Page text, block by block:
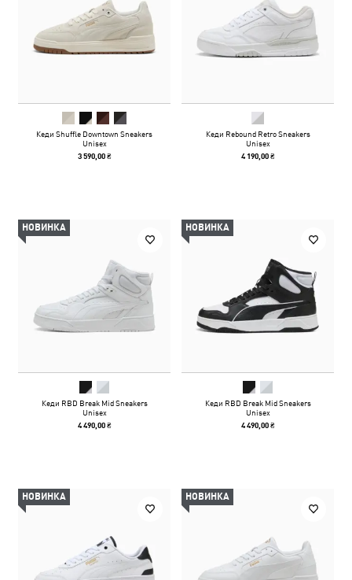
Кеди Shuffle Downtown Sneakers
Unisex
3 590,00 ₴
Кеди Rebound Retro Sneakers
Unisex
4 190,00 ₴
НОВИНКА
Кеди RBD Break Mid Sneakers
Unisex
4 490,00 ₴
НОВИНКА
Кеди RBD Break Mid Sneakers
Unisex
4 490,00 ₴
НОВИНКА НОВИНКА